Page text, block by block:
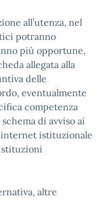
all’utenza, nel
potranno
più opportune,
allegata alla
delle
eventualmente
competenza
di avviso ai
istituzionale
altre